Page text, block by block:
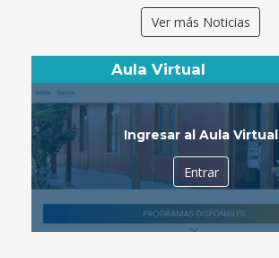
Ver más Noticias
Aula Virtual
Ingresar al Aula Virtual
Entrar